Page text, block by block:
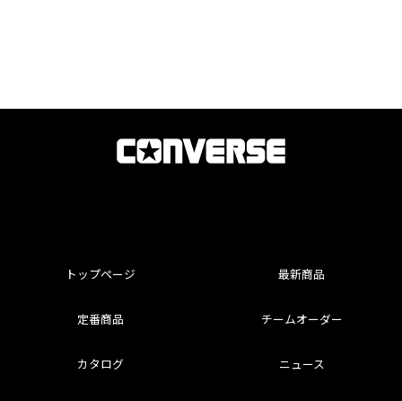
トップページ 最新商品
定番商品 チームオーダー
カタログ ニュース